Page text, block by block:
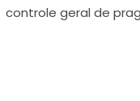
controle geral de